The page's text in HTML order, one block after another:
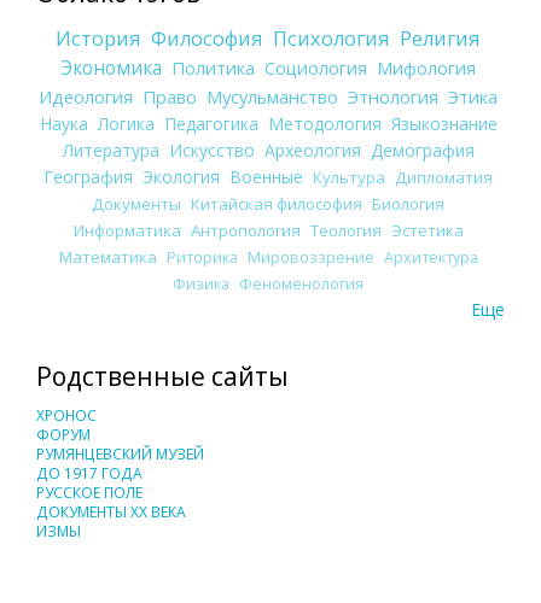
История Философия Психология Религия
Экономика Политика Социология Мифология
Идеология Право Мусульманство Этнология Этика
Наука Логика Педагогика Методология Языкознание
Литература Искусство Археология Демография
География Экология Военные Культура
Дипломатия
Документы Китайская философия Биология
Информатика Антропология Теология Эстетика
Математика Риторика Мировоззрение Архитектура
Физика Феноменология
Еще
Родственные сайты
ХРОНОС
ФОРУМ
РУМЯНЦЕВСКИЙ МУЗЕЙ
ДО 1917 ГОДА
РУССКОЕ ПОЛЕ
ДОКУМЕНТЫ XX ВЕКА
ИЗМЫ